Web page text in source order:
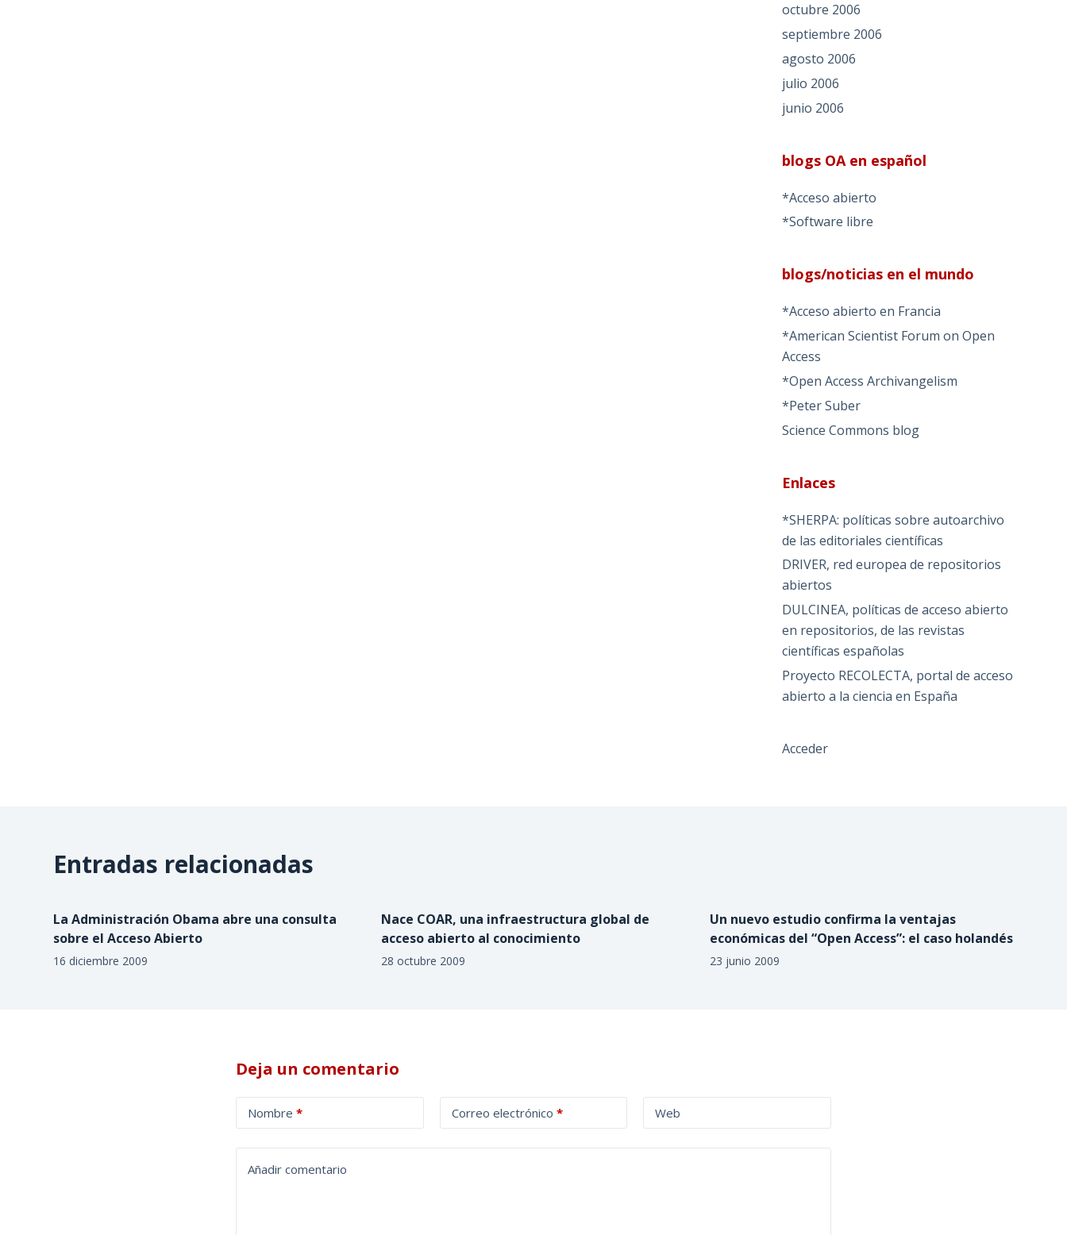
octubre 2006
septiembre 2006
agosto 2006
julio 2006
junio 2006
blogs OA en español
*Acceso abierto
*Software libre
blogs/noticias en el mundo
*Acceso abierto en Francia
*American Scientist Forum on Open
Access
*Open Access Archivangelism
*Peter Suber
Science Commons blog
Enlaces
*SHERPA: políticas sobre autoarchivo
de las editoriales científicas
DRIVER, red europea de repositorios
abiertos
DULCINEA, políticas de acceso abierto
en repositorios, de las revistas
científicas españolas
Proyecto RECOLECTA, portal de acceso
abierto a la ciencia en España
Acceder
Entradas relacionadas
La Administración Obama abre una consulta
sobre el Acceso Abierto
16 diciembre 2009
Nace COAR, una infraestructura global de
acceso abierto al conocimiento
28 octubre 2009
Un nuevo estudio confirma la ventajas
económicas del “Open Access”: el caso holandés
23 junio 2009
Deja un comentario
Nombre * Correo electrónico * Web
Añadir comentario
l
t